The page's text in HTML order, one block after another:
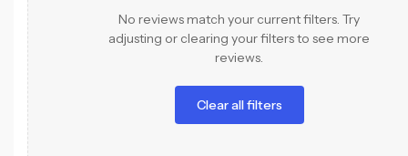
No reviews match your current filters. Try
adjusting or clearing your filters to see more
reviews.
Clear all filters